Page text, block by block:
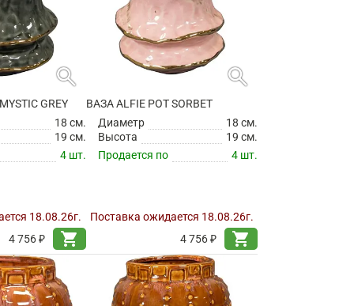
search
GREY
18 см.
19 см.
4 шт.
18.08.26г.
4 756 ₽
shopping_cart
search
ВАЗА ALFIE POT SORBET
Диаметр
18 см.
Высота
19 см.
Продается по
4 шт.
Поставка ожидается 18.08.26г.
4 756 ₽
shopping_cart